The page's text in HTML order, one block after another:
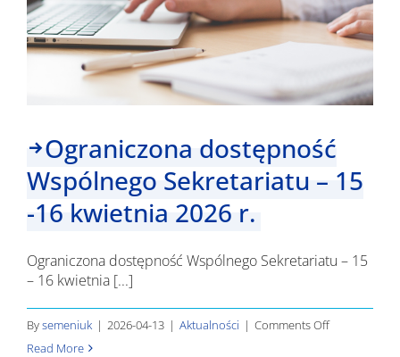
Ograniczona dostępność
Wspólnego Sekretariatu – 15
-16 kwietnia 2026 r.
Ograniczona dostępność Wspólnego Sekretariatu – 15
– 16 kwietnia [...]
Bysemeniuk | 2026-04-13 | Aktualności | Comments Offon
Read More